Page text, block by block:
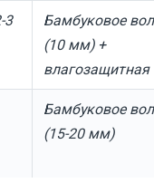
3
Бамбуковое
(10 мм) +
влагозащитная
Бамбуковое
(15-20 мм)